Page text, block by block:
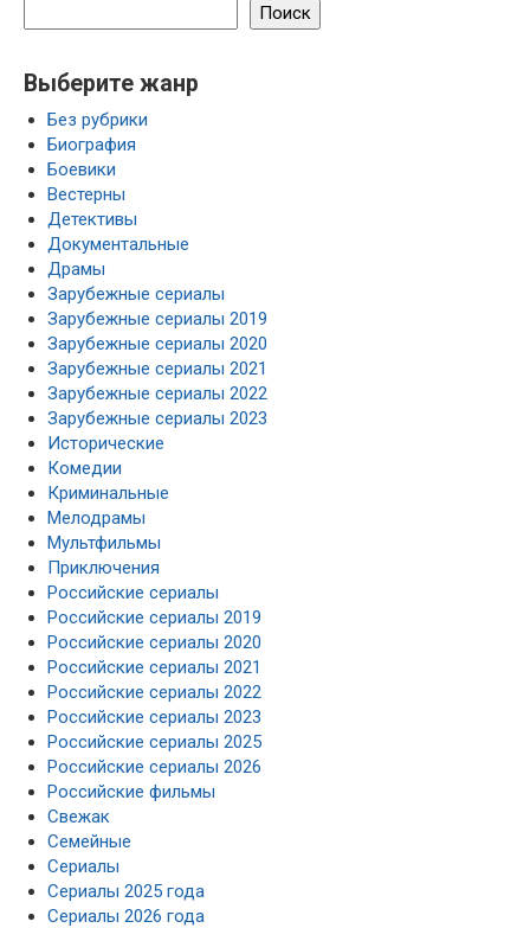
Поиск
Выберите жанр
Без рубрики
Биография
Боевики
Вестерны
Детективы
Документальные
Драмы
Зарубежные сериалы
Зарубежные сериалы 2019
Зарубежные сериалы 2020
Зарубежные сериалы 2021
Зарубежные сериалы 2022
Зарубежные сериалы 2023
Исторические
Комедии
Криминальные
Мелодрамы
Мультфильмы
Приключения
Российские сериалы
Российские сериалы 2019
Российские сериалы 2020
Российские сериалы 2021
Российские сериалы 2022
Российские сериалы 2023
Российские сериалы 2025
Российские сериалы 2026
Российские фильмы
Свежак
Семейные
Сериалы
Сериалы 2025 года
Сериалы 2026 года